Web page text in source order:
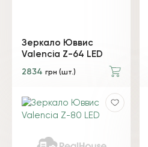
Зеркало Юввис
Valencia Z-64 LED
2834 грн (шт.)